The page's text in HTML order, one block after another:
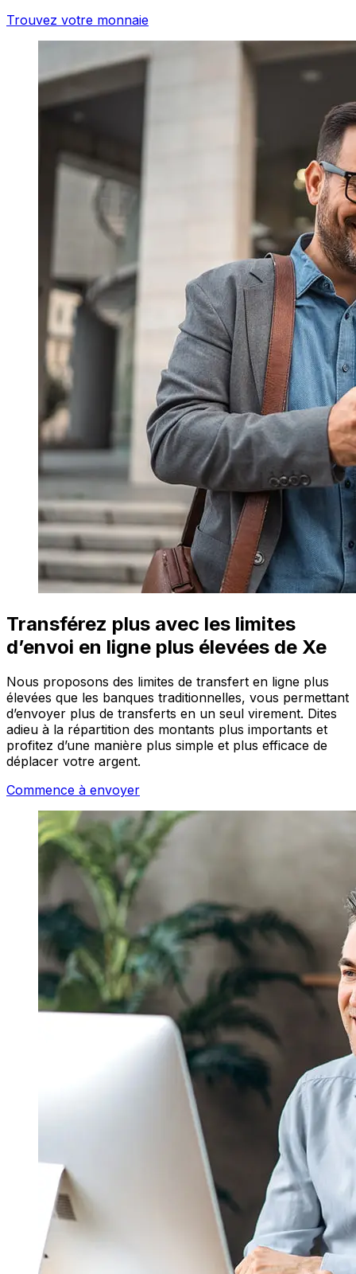
Trouvez votre monnaie
Transférez plus avec les limites
d’envoi en ligne plus élevées de Xe
Nous proposons des limites de transfert en ligne plus
élevées que les banques traditionnelles, vous permettant
d’envoyer plus de transferts en un seul virement. Dites
adieu à la répartition des montants plus importants et
profitez d’une manière plus simple et plus efficace de
déplacer votre argent.
Commence à envoyer